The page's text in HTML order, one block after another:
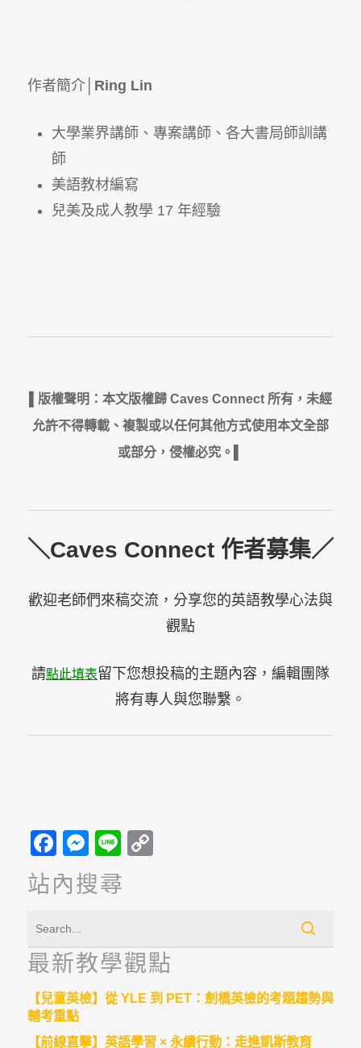
作者簡介│ Ring Lin
大學業界講師、專案講師、各大書局師訓講
師
美語教材編寫
兒美及成人教學 17 年經驗
▌版權聲明：本文版權歸 Caves Connect 所有，未經
允許不得轉載、複製或以任何其他方式使用本文全部
或部分，侵權必究。▌
＼Caves Connect 作者募集／
歡迎老師們來稿交流，分享您的英語教學心法與
觀點
請點此填表留下您想投稿的主題內容，編輯團隊
將有專人與您聯繫。
Facebook
Messenger
Line
站內搜尋
最新教學觀點
【兒童英檢】從 YLE 到 PET：劍橋英檢的考題趨勢與
輔考重點
【前線直擊】英語學習 × 永續行動：走進凱斯教育